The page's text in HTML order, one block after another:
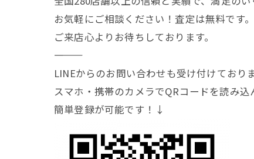
お気軽にご相談ください！査定は無料です。
ご来店心よりお待ちしております。
―――――――
LINEからのお問い合わせも受け付けており
スマホ・携帯のカメラでQRコードを読み込
簡単登録が可能です！↓